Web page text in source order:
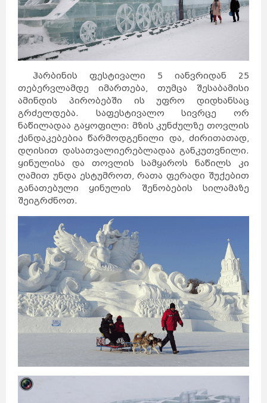
ჰარბინის ფესტივალი 5 იანვრიდან 25
თებერვლამდე იმართება, თუმცა შესაბამისი
ამინდის პირობებში ის უფრო დიდხანსაც
გრძელდება. საფესტივალო სივრცე ორ
ნაწილადაა გაყოფილი: მზის კუნძულზე თოვლის
ქანდაკებებია წარმოდგენილი და, ძირითათად,
დღისით დასათვალიერებლადაა განკუთვნილი.
ყინულისა და თოვლის სამყაროს ნაწილს კი
ღამით უნდა ესტუმროთ, რათა ფერადი შუქებით
განათებული ყინულის შენობების სილამაზე
შეიგრძნოთ.